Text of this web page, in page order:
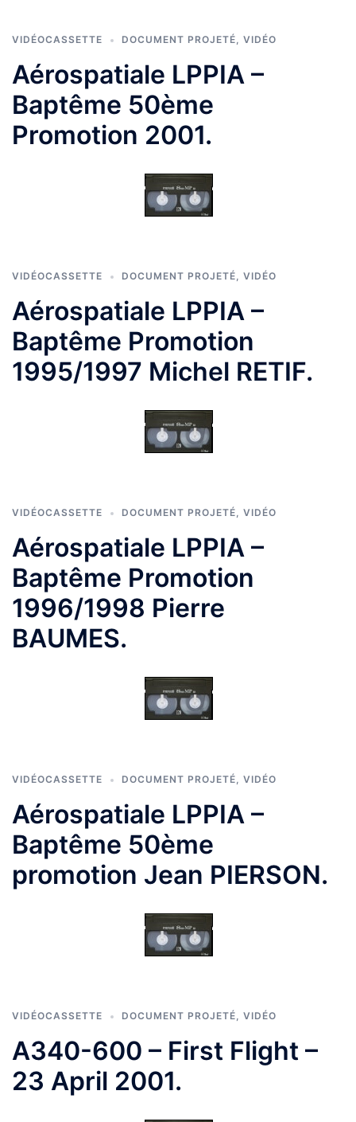
VIDÉOCASSETTE DOCUMENT PROJETÉ, VIDÉO
Aérospatiale LPPIA –
Baptême 50ème
Promotion 2001.
VIDÉOCASSETTE DOCUMENT PROJETÉ, VIDÉO
Aérospatiale LPPIA –
Baptême Promotion
1995/1997 Michel RETIF.
VIDÉOCASSETTE DOCUMENT PROJETÉ, VIDÉO
Aérospatiale LPPIA –
Baptême Promotion
1996/1998 Pierre
BAUMES.
VIDÉOCASSETTE DOCUMENT PROJETÉ, VIDÉO
Aérospatiale LPPIA –
Baptême 50ème
promotion Jean PIERSON.
VIDÉOCASSETTE DOCUMENT PROJETÉ, VIDÉO
A340-600 – First Flight –
23 April 2001.